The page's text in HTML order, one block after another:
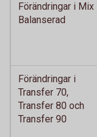
Förändringar i Mix
Balanserad
Förändringar i
Transfer 70,
Transfer 80 och
Transfer 90